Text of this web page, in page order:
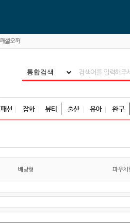
패션 잡화 뷰티 출산 유아 완구
배낭형 파우치